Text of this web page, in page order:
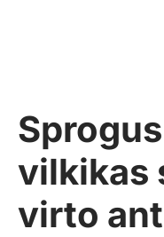
vilkikas
virto